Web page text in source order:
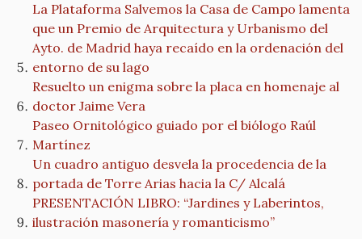
La Plataforma Salvemos la Casa de Campo lamenta
que un Premio de Arquitectura y Urbanismo del
Ayto. de Madrid haya recaído en la ordenación del
entorno de su lago
Resuelto un enigma sobre la placa en homenaje al
doctor Jaime Vera
Paseo Ornitológico guiado por el biólogo Raúl
Martínez
Un cuadro antiguo desvela la procedencia de la
portada de Torre Arias hacia la C/ Alcalá
PRESENTACIÓN LIBRO: “Jardines y Laberintos,
ilustración masonería y romanticismo”